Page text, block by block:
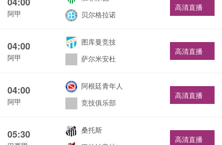
阿甲
贝尔格拉诺
高清直播
04:00
阿甲
图库曼竞技
萨尔米安杜
高清直播
04:00
阿甲
阿根廷青年人
竞技俱乐部
高清直播
05:30
桑托斯
高清直播